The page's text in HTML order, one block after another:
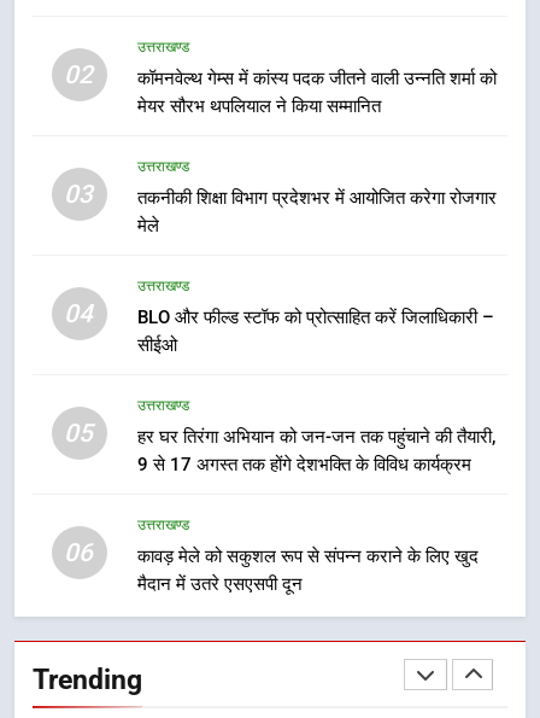
02
उत्तराखण्ड
कॉमनवेल्थ गेम्स में कांस्य पदक जीतने वाली उन्नति शर्मा को
मेयर सौरभ थपलियाल ने किया सम्मानित
03
उत्तराखण्ड
तकनीकी शिक्षा विभाग प्रदेशभर में आयोजित करेगा रोजगार
मेले
04
उत्तराखण्ड
BLO और फील्ड स्टॉफ को प्रोत्साहित करें जिलाधिकारी –
सीईओ
05
उत्तराखण्ड
हर घर तिरंगा अभियान को जन-जन तक पहुंचाने की तैयारी,
9 से 17 अगस्त तक होंगे देशभक्ति के विविध कार्यक्रम
06
उत्तराखण्ड
कावड़ मेले को सकुशल रूप से संपन्न कराने के लिए खुद
मैदान में उतरे एसएसपी दून
Trending
6
कावड़ मेले को सकुशल रूप से संपन्न कराने
के लिए खुद मैदान में उतरे एसएसपी दून
7
सम्मानित
उत्तराखण्ड
मुख्यमंत्री चौम्पियनशिप ट्रॉफी का मंच,
न्याय पंचायत से राज्य स्तर तक होगा
उत्तराखण्ड
1
विशेष स्वच्छता अभियान में डीएम एवं सचिव
विधिक सेवा प्राधिकरण ने किया प्रतिभाग,
100 से अधिक लोग बने इस अभियान का
2